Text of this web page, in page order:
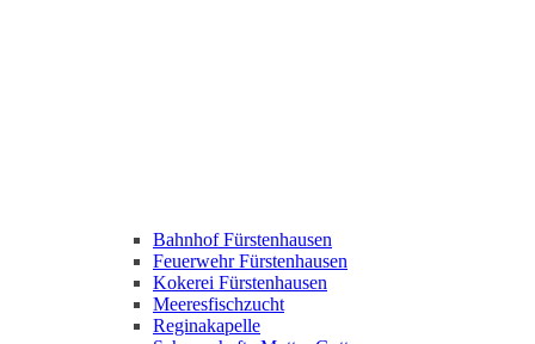
Bahnhof Fürstenhausen
Feuerwehr Fürstenhausen
Kokerei Fürstenhausen
Meeresfischzucht
Reginakapelle